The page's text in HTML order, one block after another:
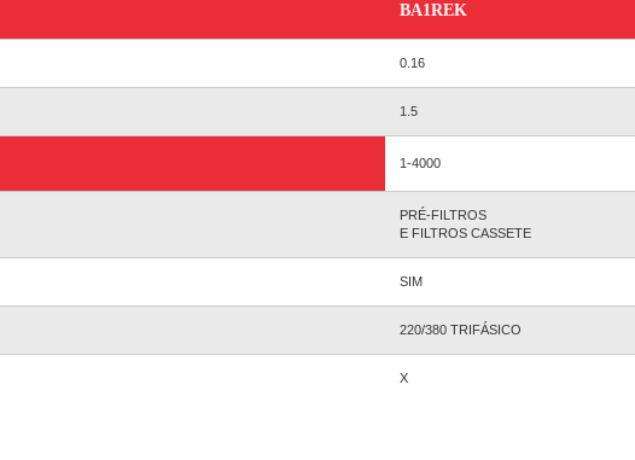
BA1REK
0.16
1.5
1-4000
PRÉ-FILTROS
E FILTROS CASSETE
SIM
220/380 TRIFÁSICO
X